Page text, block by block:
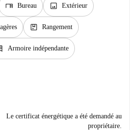
desk Bureau image Extérieur
package Rangement
Armoire indépendante
Le certificat énergétique a été demandé au
propriétaire.